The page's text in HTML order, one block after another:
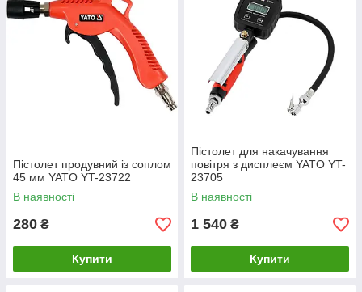
Пістолет продувний із соплом
45 мм YATO YT-23722
В наявності
280 ₴
Купити
Пістолет для накачування
повітря з дисплеєм YATO YT-
23705
В наявності
1 540 ₴
Купити